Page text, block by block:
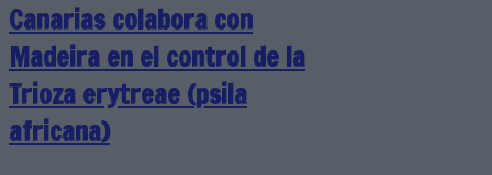
Canarias colabora con
Madeira en el control de la
Trioza erytreae (psila
africana)